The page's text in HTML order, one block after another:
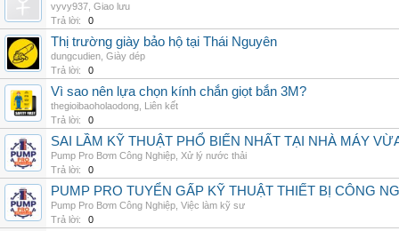
vyvy937 Giao lưu
Trả lời:
0
Thị trường giày bảo hộ tại Thái Nguyên
dungcudien Giày dép
Trả lời:
0
Vì sao nên lựa chọn kính chắn giọt bắn 3M?
thegioibaoholaodong Liên kết
Trả lời:
0
SAI LẦM KỸ THUẬT PHỔ BIẾN NHẤT TẠI NHÀ MÁY
Pump Pro Bơm Công Nghiệp Xử lý nước thải
Trả lời:
0
PUMP PRO TUYỂN GẤP KỸ THUẬT THIẾT BỊ CÔNG
Pump Pro Bơm Công Nghiệp Việc làm kỹ sư
Trả lời:
0